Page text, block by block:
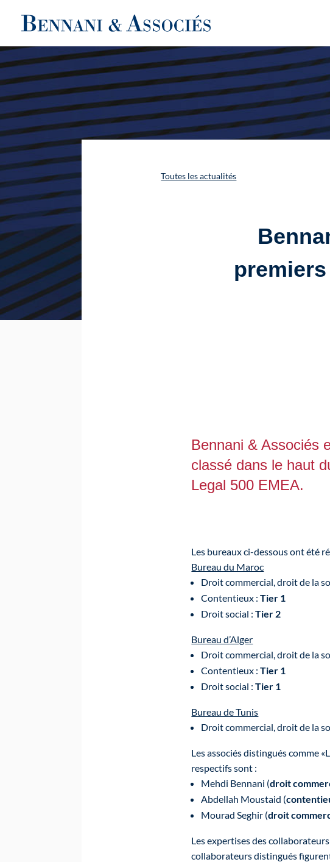
Toutes les actualités
Bennani & Associés
classé dans le haut
Legal 500 EMEA.
Les bureaux ci-dessous ont été
Bureau du Maroc
Droit commercial, droit de la
Contentieux :Tier 1
Droit social :Tier 2
Bureau d’Alger
Droit commercial, droit de la
Contentieux :Tier 1
Droit social :Tier 1
Bureau de Tunis
Droit commercial, droit de la
Les associés distingués comme
respectifs sont :
Mehdi Bennani (droit
Abdellah Moustaid (
Mourad Seghir (droit
Les expertises des
collaborateurs distingués